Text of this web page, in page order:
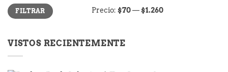
Precio
mínimo
Precio
máximo
FILTRAR Precio: $70—$1.260
VISTOS RECIENTEMENTE